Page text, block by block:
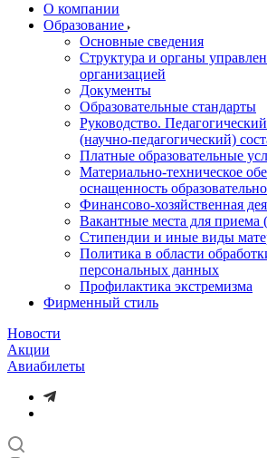
О компании
Образование
Основные сведения
Структура и органы
организацией
Документы
Образовательные стандарты
Руководство. Педагогический
(научно‑педагогический)
Платные образовательные
Материально-техническое
оснащенность
Финансово-хозяйственная
Вакантные места для приема
Стипендии и иные виды
Политика в области
персональных данных
Профилактика экстремизма
Фирменный стиль
Новости
Акции
Авиабилеты